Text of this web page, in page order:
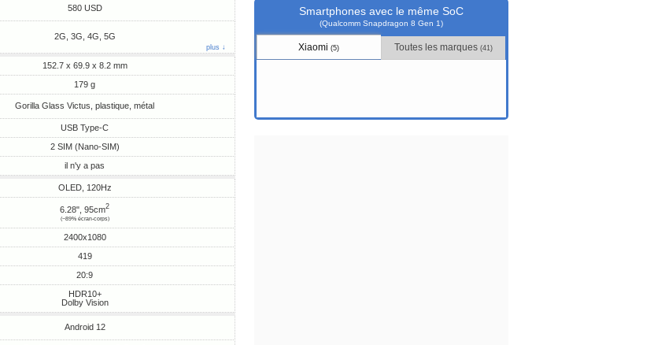
580 USD
2G, 3G, 4G, 5G
plus ↓
152.7 x 69.9 x 8.2 mm
179 g
Gorilla Glass Victus, plastique, métal
USB Type-C
2 SIM (Nano-SIM)
il n'y a pas
OLED, 120Hz
6.28", 95cm2
(~89% écran-corps)
2400x1080
419
20:9
HDR10+
Dolby Vision
Android 12
Smartphones avec le même SoC
(Qualcomm Snapdragon 8 Gen 1)
Xiaomi(5) Toutes les marques (41)